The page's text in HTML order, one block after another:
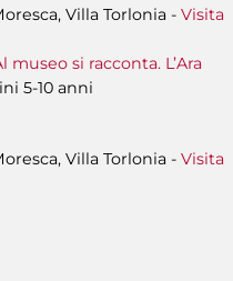
Villa Torlonia - Visita
museo si racconta. L’Ara
5-10 anni
Villa Torlonia - Visita